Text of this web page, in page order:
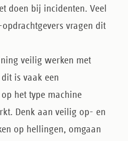
doen bij incidenten. Veel
vragen dit
veilig werken met
dit is vaak een
het type machine
Denk aan veilig op- en
op hellingen, omgaan